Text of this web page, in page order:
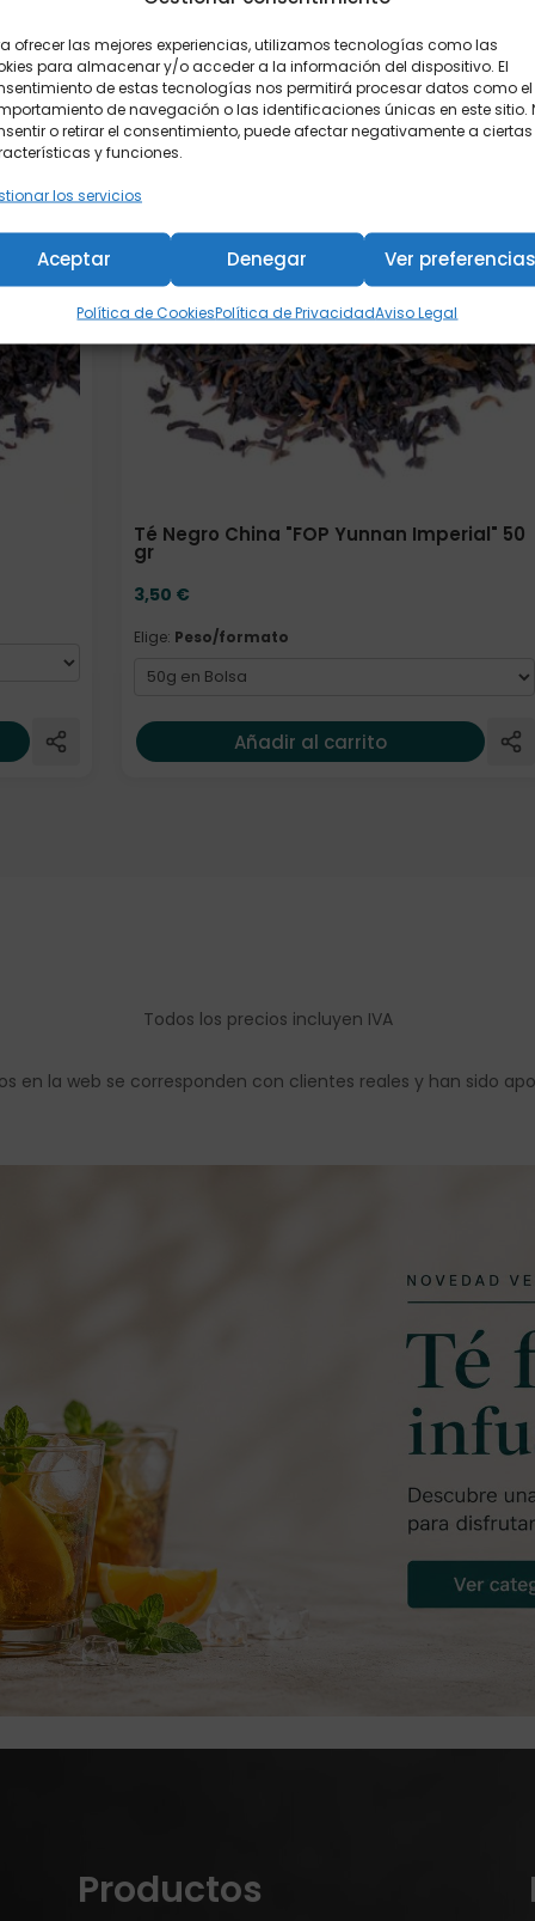
ofrecer las mejores experiencias, utilizamos tecnologías como las
para almacenar y/o acceder a la información del dispositivo. El
de estas tecnologías nos permitirá procesar datos como el
de navegación o las identificaciones únicas en este sitio.
o retirar el consentimiento, puede afectar negativamente a ciertas
y funciones.
los servicios
Aceptar Denegar Ver
Política de CookiesPolítica de PrivacidadAviso Legal
Té Negro China "FOP Yunnan Imperial" 50
gr
3,50 €
Elige: Peso/formato
Elige: Peso/formato
Añadir al carrito
Todos los precios incluyen IVA
en la web se corresponden con clientes reales y han sido
Productos